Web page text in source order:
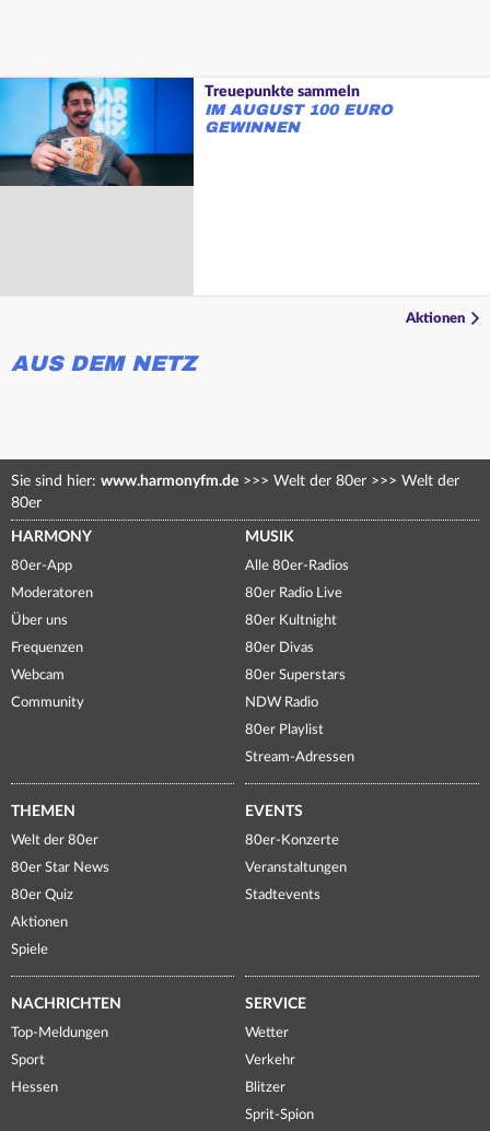
Treuepunkte sammeln
IM AUGUST 100 EURO
GEWINNEN
Aktionen
AUS DEM NETZ
Sie sind hier: www.harmonyfm.de >>> Welt der 80er >>> Welt der
80er
HARMONY
80er-App
Moderatoren
Über uns
Frequenzen
Webcam
Community
MUSIK
Alle 80er-Radios
80er Radio Live
80er Kultnight
80er Divas
80er Superstars
NDW Radio
80er Playlist
Stream-Adressen
THEMEN
Welt der 80er
80er Star News
80er Quiz
Aktionen
Spiele
EVENTS
80er-Konzerte
Veranstaltungen
Stadtevents
NACHRICHTEN
Top-Meldungen
Sport
Hessen
SERVICE
Wetter
Verkehr
Blitzer
Sprit-Spion